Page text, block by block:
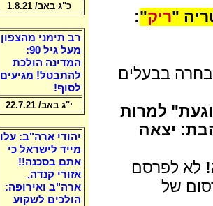
"ריק"
:
בבעלים
למרות
יצאה
לא לפרסם
של
כ"ג באב/ 1.8.21
רב תימני מהצפון
מעל גיל 90:
המדינה הולכת
להתבטל! מגיעים
לסוף!
י"ג באב/ 22.7.21
יהודי ארה"ב: עלו
מייד לישראל כי
אתם בסכנה!!
אזורי קנדה,
ארה"ב ואירופה:
הולכים לשקוע